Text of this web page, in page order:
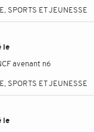
SPORTS ET JEUNESSE
le
avenant n6
SPORTS ET JEUNESSE
le